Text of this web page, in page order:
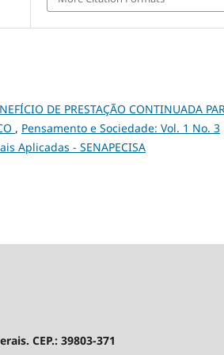
DE PRESTAÇÃO CONTINUADA
, Pensamento e Sociedade: Vol. 1 No. 3
Aplicadas - SENAPECISA
CEP.: 39803-371